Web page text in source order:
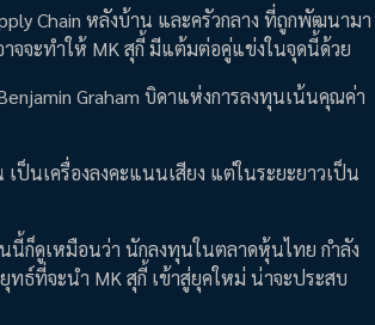
Chain หลังบ้าน และครัวกลาง ที่ถูกพัฒนามา
จจะทำให้ MK สุกี้ มีแต้มต่อคู่แข่งในจุดนี้ด้วย
Graham บิดาแห่งการลงทุนเน้นคุณค่า
ป็นเครื่องลงคะแนนเสียง แต่ในระยะยาวเป็น
นี้ก็ดูเหมือนว่า นักลงทุนในตลาดหุ้นไทย กำลัง
ทธ์ที่จะนำ MK สุกี้ เข้าสู่ยุคใหม่ น่าจะประสบ